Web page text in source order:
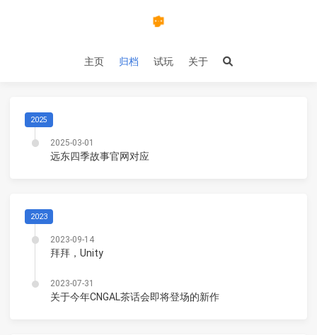
主页 归档 试玩 关于
2025
2025-03-01
远东四季故事官网对应
2023
2023-09-14
拜拜，Unity
2023-07-31
关于今年CNGAL茶话会即将登场的新作